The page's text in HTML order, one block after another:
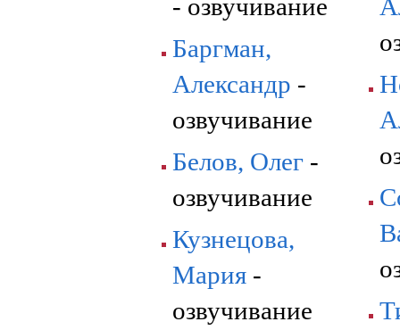
- озвучивание
Баргман,
Александр -
озвучивание
Белов, Олег -
озвучивание
Кузнецова,
Мария -
озвучивание